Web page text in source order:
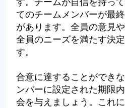
てのチームメンバーが最
があります。全員の意見
全員のニーズを満たす決
す。
合意に達することができ
ンバーに設定された期限
会を与えましょう。これ